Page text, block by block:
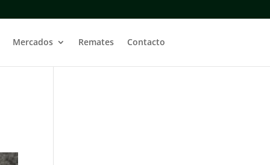
Mercados Remates Contacto